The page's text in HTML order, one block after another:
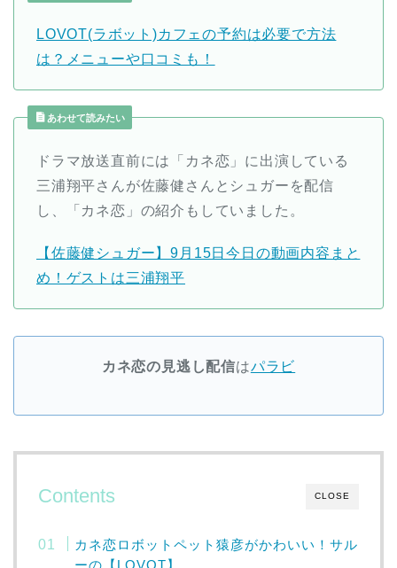
LOVOT(ラボット)カフェの予約は必要で方法
は？メニューや口コミも！
あわせて読みたい
ドラマ放送直前には「カネ恋」に出演している
三浦翔平さんが佐藤健さんとシュガーを配信
し、「カネ恋」の紹介もしていました。
【佐藤健シュガー】9月15日今日の動画内容まと
め！ゲストは三浦翔平
カネ恋の見逃し配信はパラビ
CLOSE
Contents
カネ恋ロボットペット猿彦がかわいい！サル